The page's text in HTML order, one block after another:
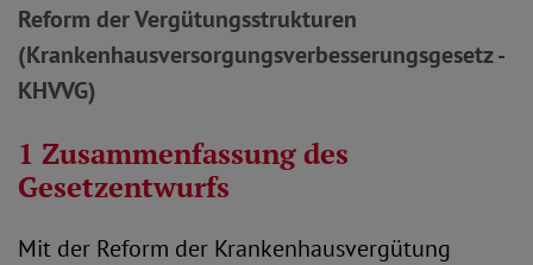
Reform der Vergütungsstrukturen
(Krankenhausversorgungsverbesserungsgesetz -
KHVVG)
1 Zusammenfassung des
Gesetzentwurfs
Mit der Reform der Krankenhausvergütung